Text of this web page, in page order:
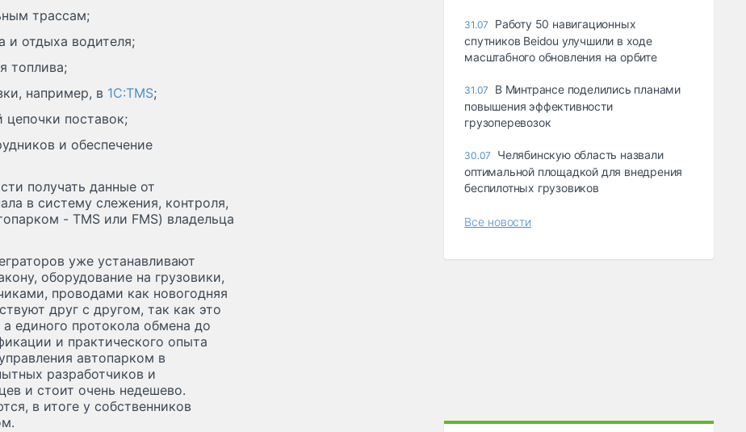
трассам;
и отдыха водителя;
топлива;
например, в 1С:TMS;
цепочки поставок;
и обеспечение
получать данные от
в систему слежения, контроля,
- TMS или FMS) владельца
уже устанавливают
оборудование на грузовики,
проводами как новогодняя
друг с другом, так как это
единого протокола обмена до
и практического опыта
автопарком в
разработчиков и
и стоит очень недешево.
в итоге у собственников
31.07
Работу 50 навигационных
спутников Beidou улучшили в ходе
масштабного обновления на орбите
31.07
В Минтрансе поделились планами
повышения эффективности
грузоперевозок
30.07
Челябинскую область назвали
оптимальной площадкой для внедрения
беспилотных грузовиков
Все новости